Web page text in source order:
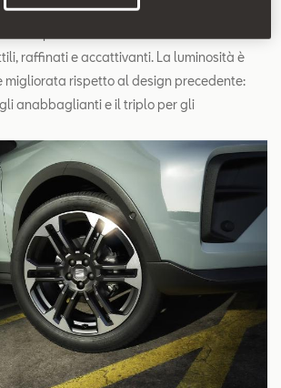
raffinati e accattivanti. La luminosità è
migliorata rispetto al design precedente:
anabbaglianti e il triplo per gli